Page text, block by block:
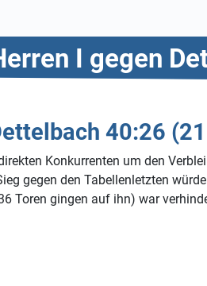
I gegen
40:26
Konkurrenten um den
gegen den Tabellenletzten
Toren gingen auf ihn) war